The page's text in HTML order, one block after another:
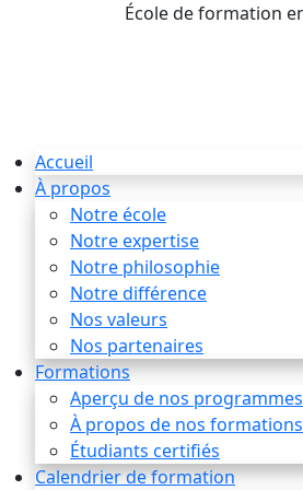
École de formation
Accueil
À propos
Notre école
Notre expertise
Notre philosophie
Notre différence
Nos valeurs
Nos partenaires
Formations
Aperçu de nos
À propos de nos formations
Étudiants certifiés
Calendrier de formation